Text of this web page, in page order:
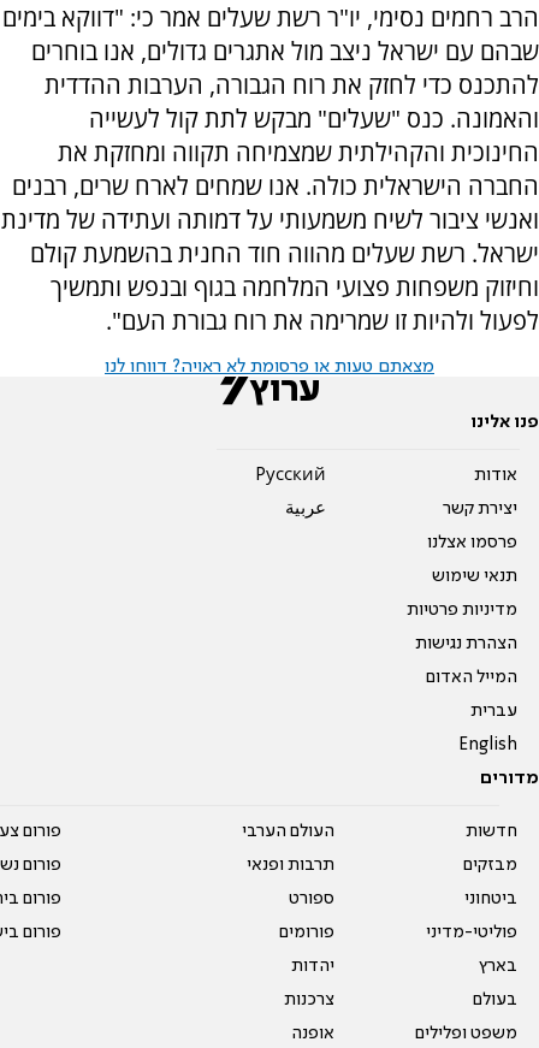
הרב רחמים נסימי, יו"ר רשת שעלים אמר כי: "דווקא בימים
שבהם עם ישראל ניצב מול אתגרים גדולים, אנו בוחרים
להתכנס כדי לחזק את רוח הגבורה, הערבות ההדדית
והאמונה. כנס "שעלים" מבקש לתת קול לעשייה
החינוכית והקהילתית שמצמיחה תקווה ומחזקת את
החברה הישראלית כולה. אנו שמחים לארח שרים, רבנים
ואנשי ציבור לשיח משמעותי על דמותה ועתידה של מדינת
ישראל. רשת שעלים מהווה חוד החנית בהשמעת קולם
וחיזוק משפחות פצועי המלחמה בגוף ובנפש ותמשיך
לפעול ולהיות זו שמרימה את רוח גבורת העם".
מצאתם טעות או פרסומת לא ראויה? דווחו לנו
פנו אלינו
אודות
יצירת קשר
פרסמו אצלנו
תנאי שימוש
מדיניות פרטיות
הצהרת נגישות
המייל האדום
עברית
English
Pусский
عربية
מדורים
חדשות
מבזקים
ביטחוני
פוליטי-מדיני
בארץ
בעולם
משפט ופלילים
העולם הערבי
תרבות ופנאי
ספורט
פורומים
יהדות
צרכנות
אופנה
פורום
פורום
פורום
פורום